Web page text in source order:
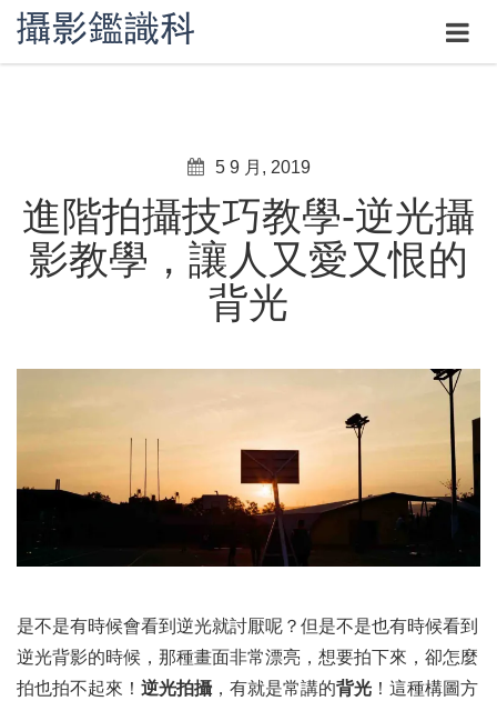
5 9 月, 2019
進階拍攝技巧教學-逆光攝
影教學，讓人又愛又恨的
背光
是不是有時候會看到逆光就討厭呢？但是不是也有時候看到
逆光背影的時候，那種畫面非常漂亮，想要拍下來，卻怎麼
拍也拍不起來！ 逆光拍攝 ，有就是常講的背光 ！這種構圖方